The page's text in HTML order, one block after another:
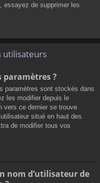
essayez de supprimer les
utilisateurs
paramètres ?
paramètres sont stockés dans
les modifier depuis le
vers ce dernier se trouve
situé en haut des
de modifier tous vos
nom d’utilisateur de